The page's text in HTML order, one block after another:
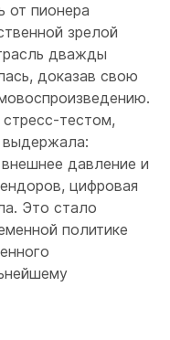
от пионера
зрелой
дважды
доказав свою
тестом,
выдержала:
давление и
цифровая
Это стало
политике